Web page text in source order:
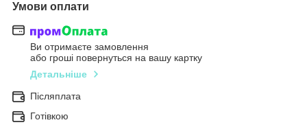
Умови оплати
Ви отримаєте замовлення
або гроші повернуться на вашу картку
Детальніше
Післяплата
Готівкою